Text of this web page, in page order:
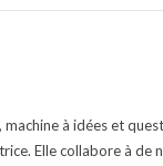
à idées et
Elle collabore à de